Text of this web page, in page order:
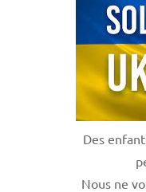
Des
Nous ne